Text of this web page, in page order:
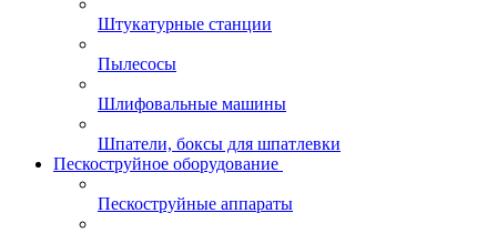
Штукатурные станции
Пылесосы
Шлифовальные машины
Шпатели, боксы для шпатлевки
Пескоструйное оборудование
Пескоструйные аппараты